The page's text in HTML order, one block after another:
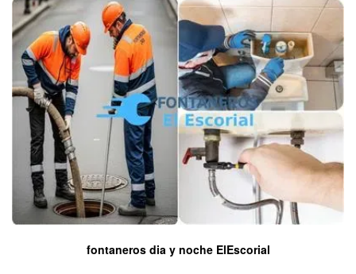
fontaneros dia y noche ElEscorial